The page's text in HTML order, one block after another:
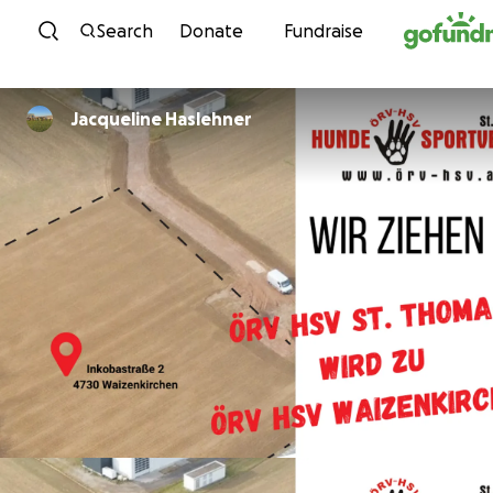
Skip to content
Search Donate Fundraise
Jacqueline Haslehner